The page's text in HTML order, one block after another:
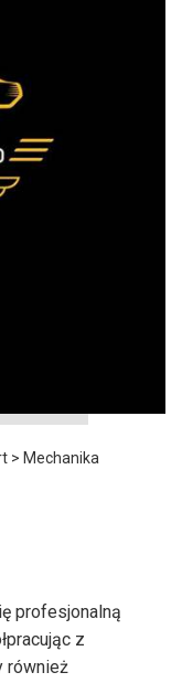
> Mechanika
profesjonalną
z
również